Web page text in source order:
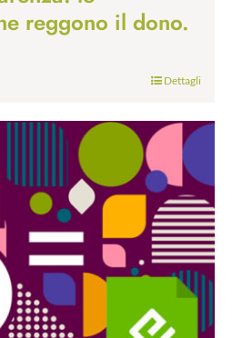
reggono il dono.
Dettagli